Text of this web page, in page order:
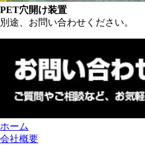
PET穴開け装置
別途、お問い合わせください。
ホーム
会社概要